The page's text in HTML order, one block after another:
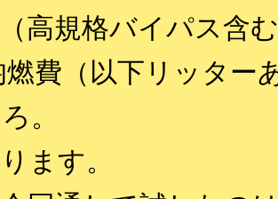
高規格バイパス含
燃費（以下リッター
。
ます。